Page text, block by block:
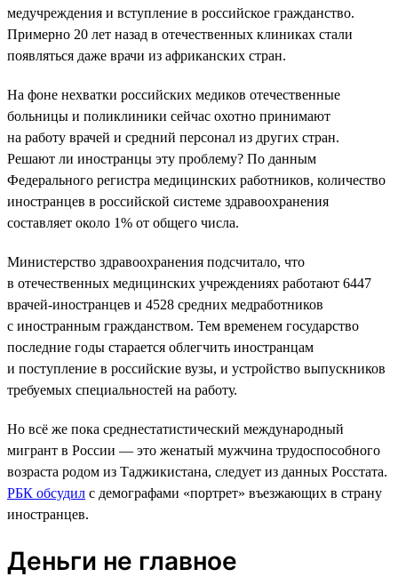
медучреждения и вступление в российское гражданство.
Примерно 20 лет назад в отечественных клиниках стали
появляться даже врачи из африканских стран.
На фоне нехватки российских медиков отечественные
больницы и поликлиники сейчас охотно принимают
на работу врачей и средний персонал из других стран.
Решают ли иностранцы эту проблему? По данным
Федерального регистра медицинских работников, количество
иностранцев в российской системе здравоохранения
составляет около 1% от общего числа.
Министерство здравоохранения подсчитало, что
в отечественных медицинских учреждениях работают 6447
врачей-иностранцев и 4528 средних медработников
с иностранным гражданством. Тем временем государство
последние годы старается облегчить иностранцам
и поступление в российские вузы, и устройство выпускников
требуемых специальностей на работу.
Но всё же пока среднестатистический международный
мигрант в России — это женатый мужчина трудоспособного
возраста родом из Таджикистана, следует из данных Росстата.
РБК обсудил с демографами «портрет» въезжающих в страну
иностранцев.
Деньги не главное